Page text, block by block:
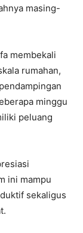
masing-
membekali
rumahan,
minggu
peluang
ini mampu
sekaligus